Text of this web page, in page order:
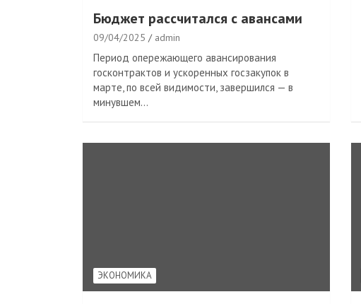
Бюджет рассчитался с авансами
09/04/2025 admin
Период опережающего авансирования
госконтрактов и ускоренных госзакупок в
марте, по всей видимости, завершился — в
минувшем…
ЭКОНОМИКА